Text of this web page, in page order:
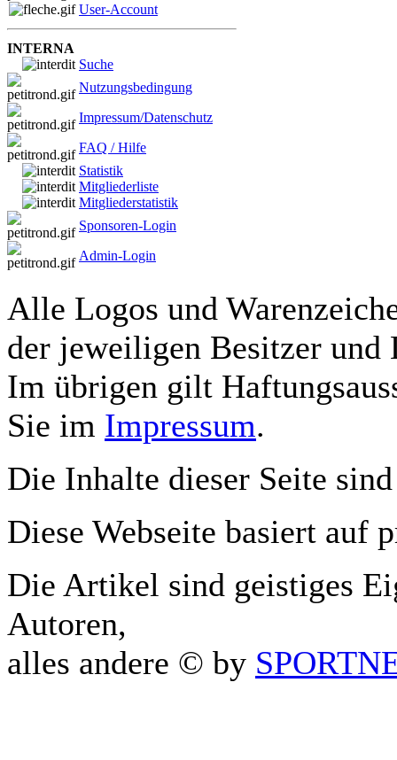
User-Account
INTERNA
Suche
Nutzungsbedingung
Impressum/Datenschutz
FAQ / Hilfe
Statistik
Mitgliederliste
Mitgliederstatistik
Sponsoren-Login
Admin-Login
Alle Logos und
der jeweiligen Besitzer und
Im übrigen gilt
Sie im Impressum.
Die Inhalte dieser Seite
Diese Webseite basiert auf
Die Artikel sind geistiges
Autoren,
alles andere © by